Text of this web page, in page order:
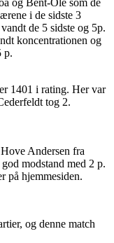
og Bent-Ole som de
i de sidste 3
de 5 sidste og 5p.
koncentrationen og
p.
1401 i rating. Her var
tog 2.
Andersen fra
modstand med 2 p.
på hjemmesiden.
og denne match